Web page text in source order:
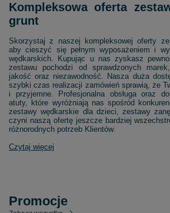
Kompleksowa oferta
grunt
Skorzystaj z naszej kompleksowej oferty
aby cieszyć się pełnym wyposażeniem i
wędkarskich. Kupując u nas zyskasz
zestawu pochodzi od sprawdzonych
jakość oraz niezawodność. Nasza duża
szybki czas realizacji zamówień sprawią, że
i przyjemne. Profesjonalna obsługa oraz
atuty, które wyróżniają nas spośród
zestawy wędkarskie dla dzieci, zestawy
czyni naszą ofertę jeszcze bardziej
różnorodnych potrzeb Klientów.
Czytaj więcej
Promocje